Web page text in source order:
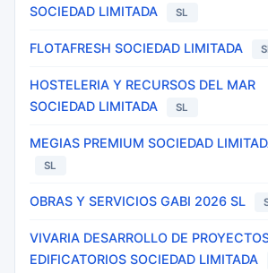
SOCIEDAD LIMITADA
SL
FLOTAFRESH SOCIEDAD LIMITADA
HOSTELERIA Y RECURSOS DEL MAR
SOCIEDAD LIMITADA
SL
MEGIAS PREMIUM SOCIEDAD
SL
OBRAS Y SERVICIOS GABI 2026 SL
VIVARIA DESARROLLO DE
EDIFICATORIOS SOCIEDAD LIMITADA